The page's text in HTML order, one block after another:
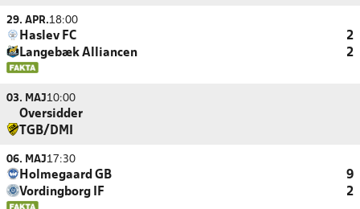
29. APR.18:00
Haslev FC
2
Langebæk Alliancen
2
03. MAJ10:00
Oversidder
TGB/DMI
06. MAJ17:30
Holmegaard GB
9
Vordingborg IF
2